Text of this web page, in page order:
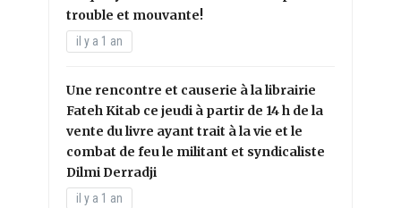
trouble et mouvante!
il y a 1 an
Une rencontre et causerie à la librairie
Fateh Kitab ce jeudi à partir de 14 h de la
vente du livre ayant trait à la vie et le
combat de feu le militant et syndicaliste
Dilmi Derradji
il y a 1 an